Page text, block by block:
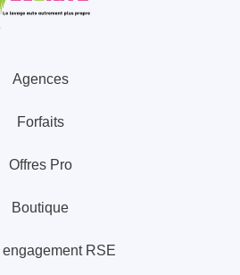
Agences
Forfaits
Offres Pro
Boutique
engagement RSE